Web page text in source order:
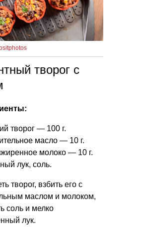
творог с
творог — 100 г.
масло — 10 г.
молоко — 10 г.
лук, соль.
творог, взбить его с
маслом и молоком,
соль и мелко
лук.